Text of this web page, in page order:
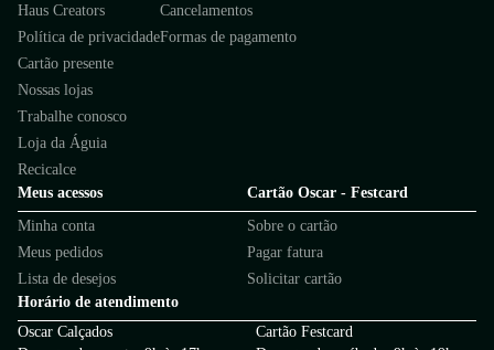
Haus Creators
Política de privacidade
Cartão presente
Nossas lojas
Trabalhe conosco
Loja da Águia
Recicalce
Cancelamentos
Formas de pagamento
Meus acessos
Minha conta
Meus pedidos
Lista de desejos
Cartão Oscar - Festcard
Sobre o cartão
Pagar fatura
Solicitar cartão
Horário de atendimento
Oscar Calçados
Cartão Festcard